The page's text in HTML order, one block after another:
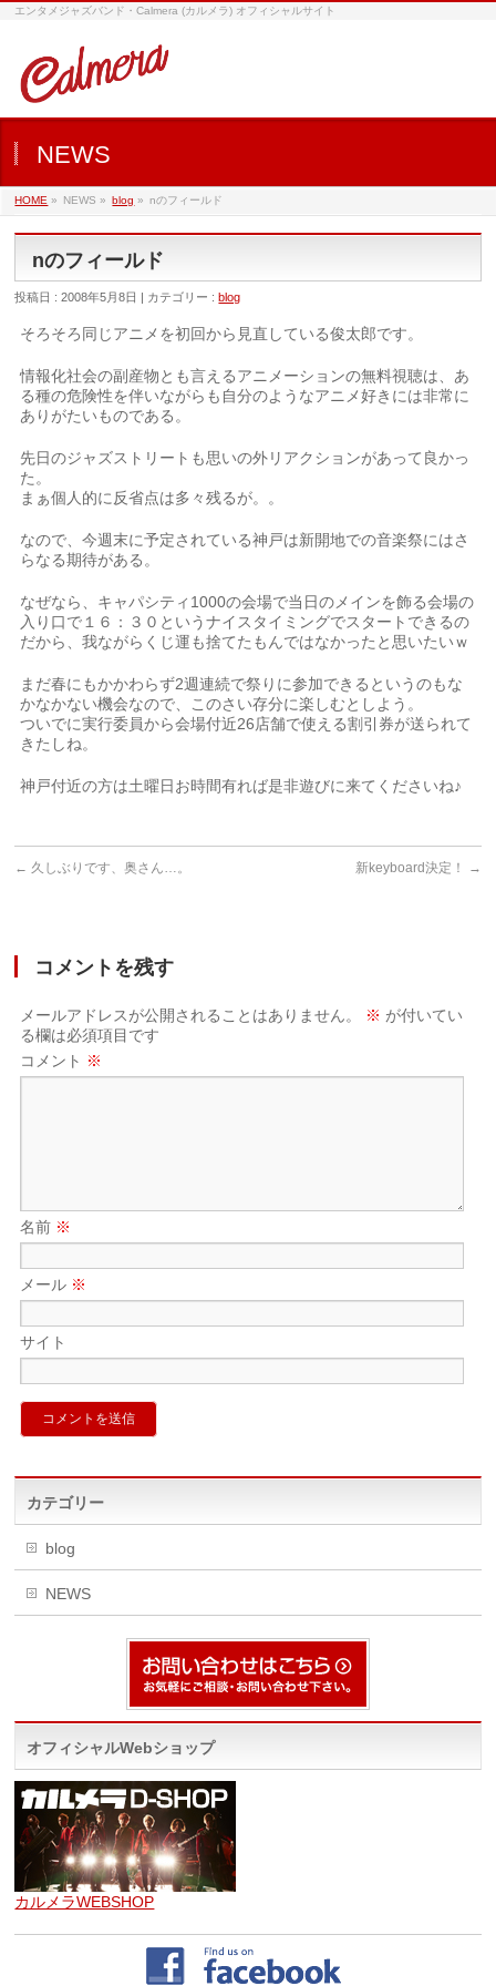
エンタメジャズバンド・Calmera (カルメラ) オフィシャルサイト
NEWS
HOME » NEWS » blog » nのフィールド
nのフィールド
投稿日 : 2008年5月8日 | カテゴリー :blog
そろそろ同じアニメを初回から見直している俊太郎です。
情報化社会の副産物とも言えるアニメーションの無料視聴は、あ
る種の危険性を伴いながらも自分のようなアニメ好きには非常に
ありがたいものである。
先日のジャズストリートも思いの外リアクションがあって良かっ
た。
まぁ個人的に反省点は多々残るが。。
なので、今週末に予定されている神戸は新開地での音楽祭にはさ
らなる期待がある。
なぜなら、キャパシティ1000の会場で当日のメインを飾る会場の
入り口で１６：３０というナイスタイミングでスタートできるの
だから、我ながらくじ運も捨てたもんではなかったと思いたいｗ
まだ春にもかかわらず2週連続で祭りに参加できるというのもな
かなかない機会なので、このさい存分に楽しむとしよう。
ついでに実行委員から会場付近26店舗で使える割引券が送られて
きたしね。
神戸付近の方は土曜日お時間有れば是非遊びに来てくださいね♪
← 久しぶりです、奥さん…。 新keyboard決定！ →
コメントを残す
メールアドレスが公開されることはありません。 ※ が付いてい
る欄は必須項目です
コメント ※
名前 ※
メール ※
サイト
カテゴリー
blog
NEWS
オフィシャルWebショップ
カルメラWEBSHOP